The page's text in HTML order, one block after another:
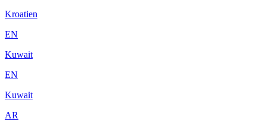
Kroatien
EN
Kuwait
EN
Kuwait
AR